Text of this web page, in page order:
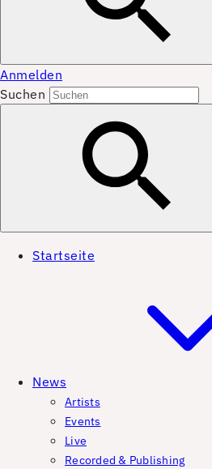
Anmelden
Suchen
Startseite
News
Artists
Events
Live
Recorded & Publishing